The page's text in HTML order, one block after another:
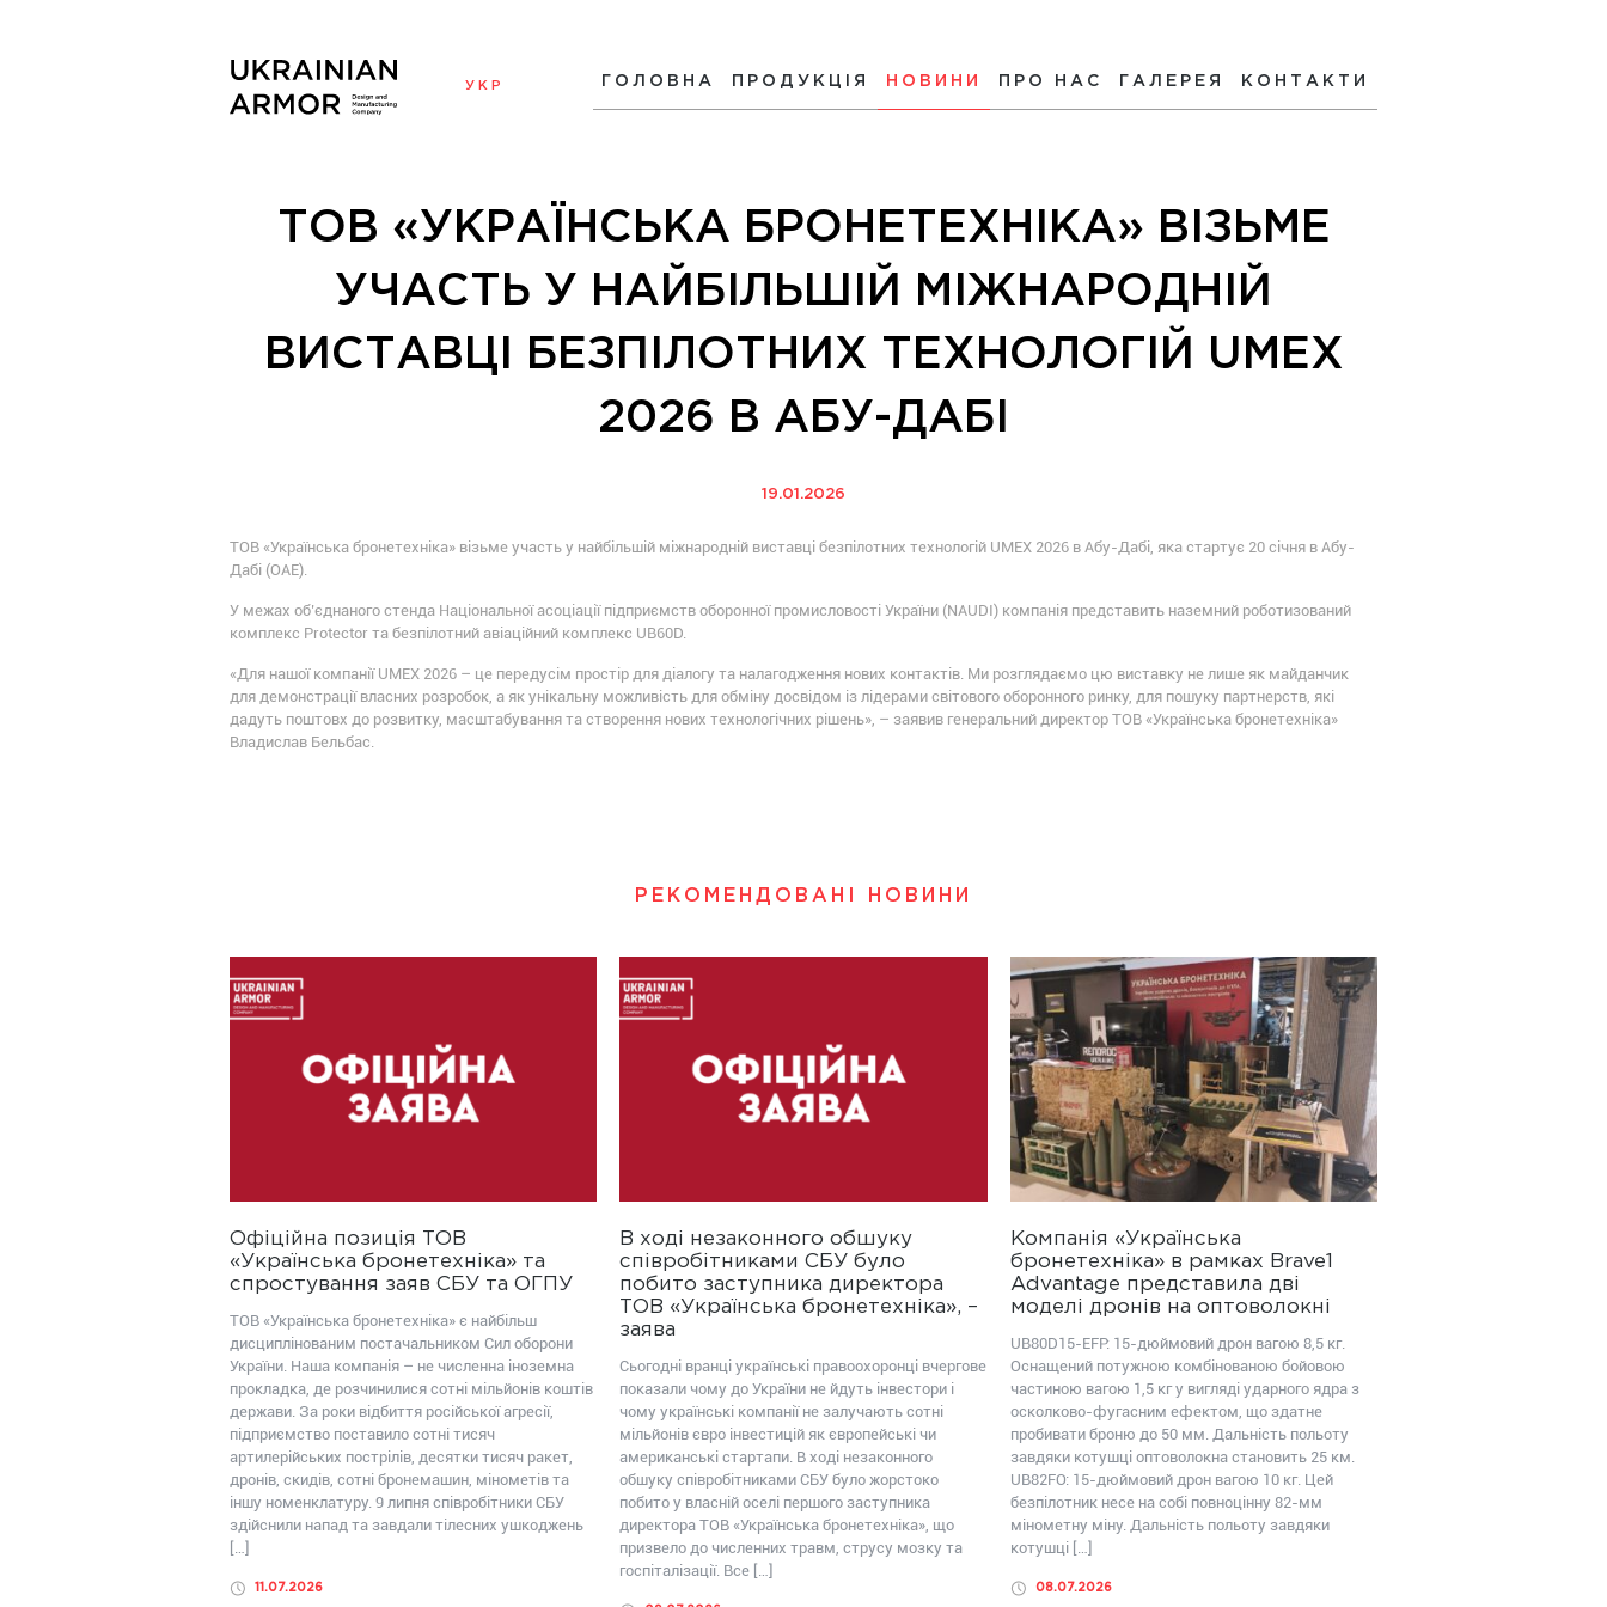
УКР ГОЛОВНА ПРОДУКЦІЯ НОВИНИ ПРО НАС ГАЛЕРЕЯ КОНТАКТИ
ТОВ «УКРАЇНСЬКА БРОНЕТЕХНІКА» ВІЗЬМЕ
УЧАСТЬ У НАЙБІЛЬШІЙ МІЖНАРОДНІЙ
ВИСТАВЦІ БЕЗПІЛОТНИХ ТЕХНОЛОГІЙ UMEX
2026 В АБУ-ДАБІ
19.01.2026
ТОВ «Українська бронетехніка» візьме участь у найбільшій міжнародній виставці безпілотних технологій UMEX 2026 в Абу-Дабі, яка стартує 20 січня в Абу-
Дабі (ОАЕ).
У межах об’єднаного стенда Національної асоціації підприємств оборонної промисловості України (NAUDI) компанія представить наземний роботизований
комплекс Protector та безпілотний авіаційний комплекс UB60D.
«Для нашої компанії UMEX 2026 – це передусім простір для діалогу та налагодження нових контактів. Ми розглядаємо цю виставку не лише як майданчик
для демонстрації власних розробок, а як унікальну можливість для обміну досвідом із лідерами світового оборонного ринку, для пошуку партнерств, які
дадуть поштовх до розвитку, масштабування та створення нових технологічних рішень», – заявив генеральний директор ТОВ «Українська бронетехніка»
Владислав Бельбас.
РЕКОМЕНДОВАНІ НОВИНИ
Офіційна позиція ТОВ
«Українська бронетехніка» та
спростування заяв СБУ та ОГПУ
ТОВ «Українська бронетехніка» є найбільш
дисциплінованим постачальником Сил оборони
України. Наша компанія – не численна іноземна
прокладка, де розчинилися сотні мільйонів коштів
держави. За роки відбиття російської агресії,
підприємство поставило сотні тисяч
артилерійських пострілів, десятки тисяч ракет,
дронів, скидів, сотні бронемашин, мінометів та
іншу номенклатуру. 9 липня співробітники СБУ
здійснили напад та завдали тілесних ушкоджень
[…]
11.07.2026
В ході незаконного обшуку
співробітниками СБУ було
побито заступника директора
ТОВ «Українська бронетехніка», –
заява
Сьогодні вранці українські правоохоронці вчергове
показали чому до України не йдуть інвестори і
чому українські компанії не залучають сотні
мільйонів євро інвестицій як європейські чи
американські стартапи. В ході незаконного
обшуку співробітниками СБУ було жорстоко
побито у власній оселі першого заступника
директора ТОВ «Українська бронетехніка», що
призвело до численних травм, струсу мозку та
госпіталізації. Все […]
Компанія «Українська
бронетехніка» в рамках Brave1
Advantage представила дві
моделі дронів на оптоволокні
UB80D15-EFP: 15-дюймовий дрон вагою 8,5 кг.
Оснащений потужною комбінованою бойовою
частиною вагою 1,5 кг у вигляді ударного ядра з
осколково-фугасним ефектом, що здатне
пробивати броню до 50 мм. Дальність польоту
завдяки котушці оптоволокна становить 25 км.
UB82FО: 15-дюймовий дрон вагою 10 кг. Цей
безпілотник несе на собі повноцінну 82-мм
мінометну міну. Дальність польоту завдяки
котушці […]
08.07.2026